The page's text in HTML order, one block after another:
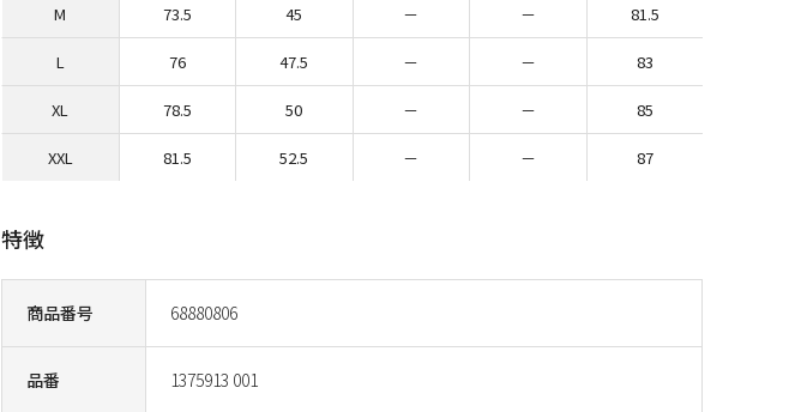
商品番号 68880806
品番 1375913 001
特徴
M 73.5 45 － － 81.5
L 76 47.5 － － 83
XL 78.5 50 － － 85
XXL 81.5 52.5 － － 87